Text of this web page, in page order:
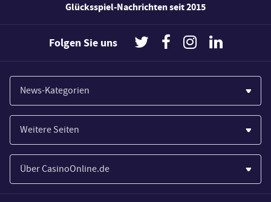
Glücksspiel-Nachrichten seit 2015
Folgen Sie uns
News-Kategorien
Casinos
Wirtschaft
Spiele
Weitere Seiten
Paypal Casinos
Novoline Casinos
Über CasinoOnline.de